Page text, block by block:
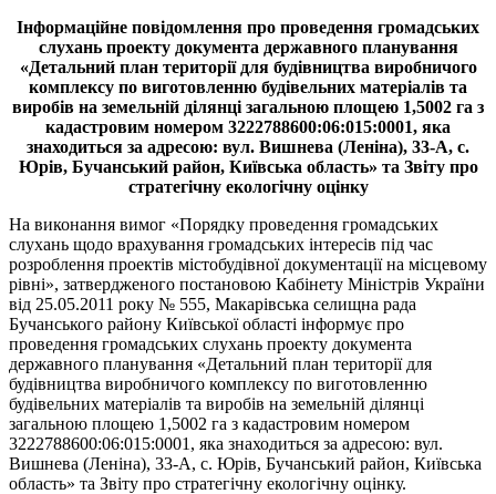
Інформаційне повідомлення про проведення громадських
слухань проекту документа державного планування
«Детальний план території для будівництва виробничого
комплексу по виготовленню будівельних матеріалів та
виробів на земельній ділянці загальною площею 1,5002 га з
кадастровим номером 3222788600:06:015:0001, яка
знаходиться за адресою: вул. Вишнева (Леніна), 33-А, с.
Юрів, Бучанський район, Київська область» та Звіту про
стратегічну екологічну оцінку
На виконання вимог «Порядку проведення громадських
слухань щодо врахування громадських інтересів під час
розроблення проектів містобудівної документації на місцевому
рівні», затвердженого постановою Кабінету Міністрів України
від 25.05.2011 року № 555, Макарівська селищна рада
Бучанського району Київської області інформує про
проведення громадських слухань проекту документа
державного планування «Детальний план території для
будівництва виробничого комплексу по виготовленню
будівельних матеріалів та виробів на земельній ділянці
загальною площею 1,5002 га з кадастровим номером
3222788600:06:015:0001, яка знаходиться за адресою: вул.
Вишнева (Леніна), 33-А, с. Юрів, Бучанський район, Київська
область» та Звіту про стратегічну екологічну оцінку.